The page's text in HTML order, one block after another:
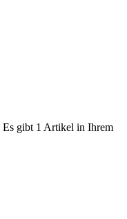
Es gibt 1 Artikel in Ihrem